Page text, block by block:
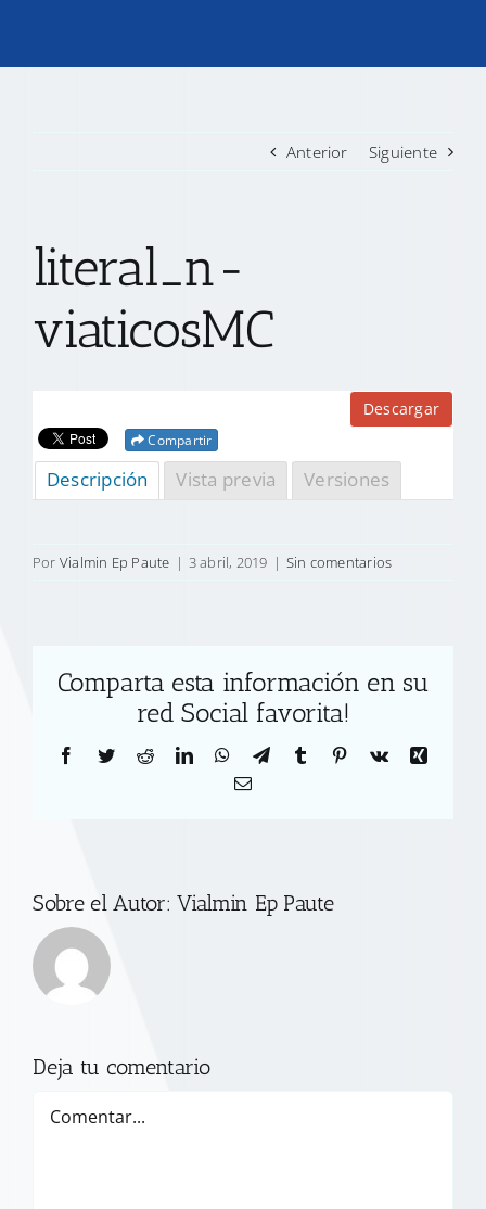
TRANSPARENCIA
CONTACTO
Anterior Siguiente
literal_n-
viaticosMC
Descargar
Compartir
Descripción Vista previa Versiones
Por Vialmin Ep Paute | 3 abril, 2019 | Sin comentarios
Comparta esta información en su
red Social favorita!
Facebook
TwitterRedditLinkedInWhatsApp
TelegramTumblr Pinterest
Vk
Xing
Correo
Sobre el Autor:Vialmin Ep Paute
Deja tu comentario